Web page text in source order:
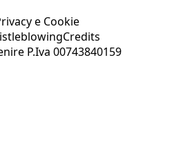
e Cookie
Credits
P.Iva 00743840159